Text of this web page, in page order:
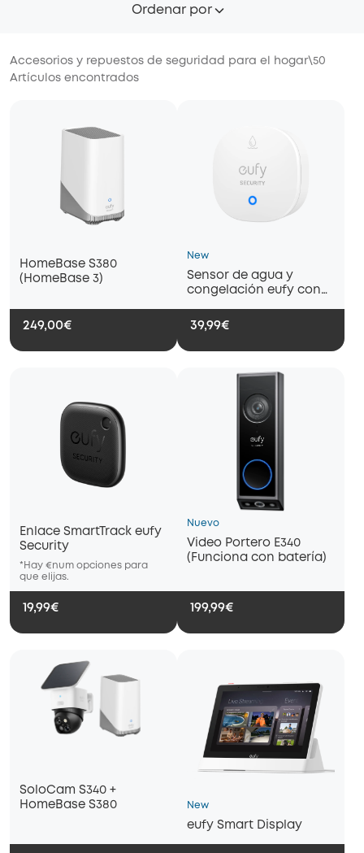
Ordenar por
Accesorios y repuestos de seguridad para el hogar\50
Artículos encontrados
HomeBase S380
(HomeBase 3)
249,00€
New
Sensor de agua y
congelación eufy con
39,99€
Enlace SmartTrack eufy
Security
*Hay €num opciones para
que elijas.
*Hay €num opciones para
*Hay
19,99€
Nuevo
Video Portero E340
(Funciona con batería)
199,99€
SoloCam S340 +
HomeBase S380
New
eufy Smart Display